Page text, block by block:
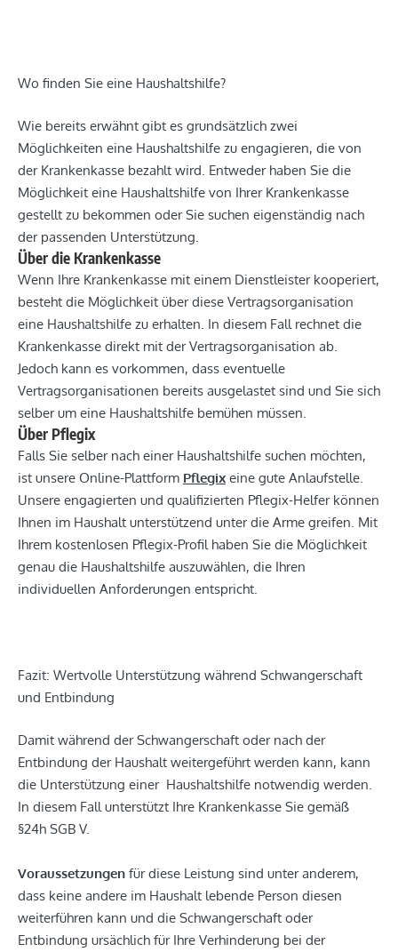
Wo finden Sie eine Haushaltshilfe?
Wie bereits erwähnt gibt es grundsätzlich zwei
Möglichkeiten eine Haushaltshilfe zu engagieren, die von
der Krankenkasse bezahlt wird. Entweder haben Sie die
Möglichkeit eine Haushaltshilfe von Ihrer Krankenkasse
gestellt zu bekommen oder Sie suchen eigenständig nach
der passenden Unterstützung.
Über die Krankenkasse
Wenn Ihre Krankenkasse mit einem Dienstleister kooperiert,
besteht die Möglichkeit über diese Vertragsorganisation
eine Haushaltshilfe zu erhalten. In diesem Fall rechnet die
Krankenkasse direkt mit der Vertragsorganisation ab.
Jedoch kann es vorkommen, dass eventuelle
Vertragsorganisationen bereits ausgelastet sind und Sie sich
selber um eine Haushaltshilfe bemühen müssen.
Über Pflegix
Falls Sie selber nach einer Haushaltshilfe suchen möchten,
ist unsere Online-Plattform Pflegix eine gute Anlaufstelle.
Unsere engagierten und qualifizierten Pflegix-Helfer können
Ihnen im Haushalt unterstützend unter die Arme greifen. Mit
Ihrem kostenlosen Pflegix-Profil haben Sie die Möglichkeit
genau die Haushaltshilfe auszuwählen, die Ihren
individuellen Anforderungen entspricht.
Fazit: Wertvolle Unterstützung während Schwangerschaft
und Entbindung
Damit während der Schwangerschaft oder nach der
Entbindung der Haushalt weitergeführt werden kann, kann
die Unterstützung einer Haushaltshilfe notwendig werden.
In diesem Fall unterstützt Ihre Krankenkasse Sie gemäß
§24h SGB V.
Voraussetzungen für diese Leistung sind unter anderem,
dass keine andere im Haushalt lebende Person diesen
weiterführen kann und die Schwangerschaft oder
Entbindung ursächlich für Ihre Verhinderung bei der